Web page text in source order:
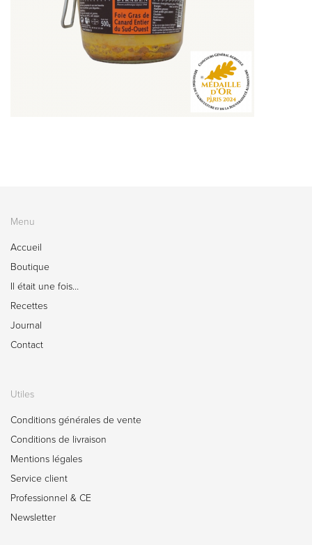
Menu
Accueil
Boutique
Il était une fois…
Recettes
Journal
Contact
Utiles
Conditions générales de vente
Conditions de livraison
Mentions légales
Service client
Professionnel & CE
Newsletter